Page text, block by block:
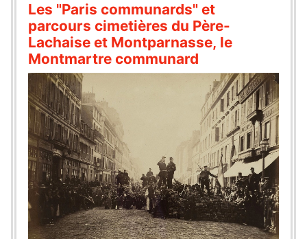
Les "Paris communards" et
parcours cimetières du Père-
Lachaise et Montparnasse, le
Montmartre communard